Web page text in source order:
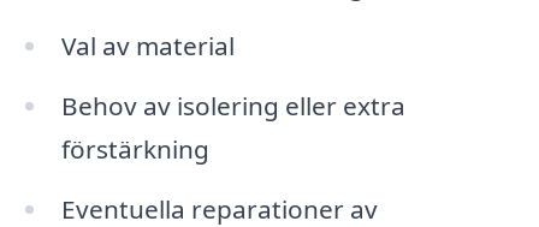
Val av material
Behov av isolering eller extra
förstärkning
Eventuella reparationer av